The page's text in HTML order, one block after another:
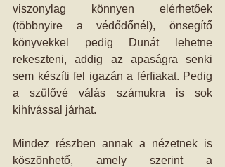
viszonylag könnyen elérhetőek
(többnyire a védődőnél), önsegítő
könyvekkel pedig Dunát lehetne
rekeszteni, addig az apaságra senki
sem készíti fel igazán a férfiakat. Pedig
a szülővé válás számukra is sok
kihívással járhat.
Mindez részben annak a nézetnek is
köszönhető, amely szerint a